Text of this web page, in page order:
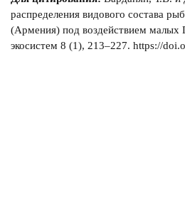
распределения видового состава
(Армения) под воздействием
экосистем 8 (1), 213–227. https://